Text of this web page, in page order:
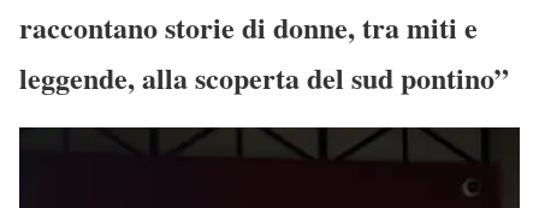
raccontano storie di donne, tra miti e
leggende, alla scoperta del sud pontino”